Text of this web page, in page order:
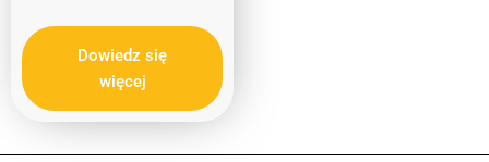
Dowiedz się
więcej